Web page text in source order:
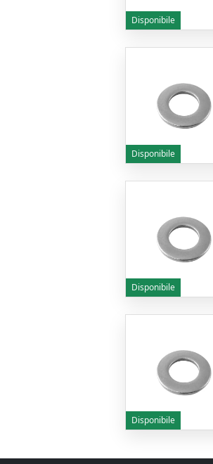
Disponibile
Disponibile
Disponibile
Disponibile